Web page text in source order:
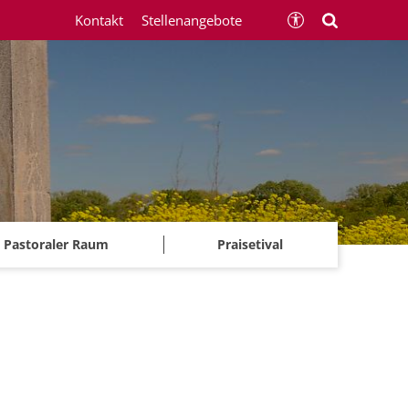
Pastoraler Raum Praisetival
Kontakt Stellenangebote